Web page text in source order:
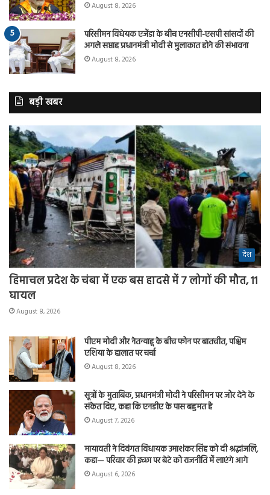
August 8, 2026
परिसीमन विधेयक एजेंडा के बीच एनसीपी-एसपी सांसदों की
अगले सप्ताह प्रधानमंत्री मोदी से मुलाकात होने की संभावना
August 8, 2026
बड़ी खबर
देश
हिमाचल प्रदेश के चंबा में एक बस हादसे में 7 लोगों की मौत, 11
घायल
August 8, 2026
पीएम मोदी और नेतन्याहू के बीच फोन पर बातचीत, पश्चिम
एशिया के हालात पर चर्चा
August 8, 2026
सूत्रों के मुताबिक, प्रधानमंत्री मोदी ने परिसीमन पर जोर देने के
संकेत दिए, कहा कि एनडीए के पास बहुमत है
August 7, 2026
मायावती ने दिवंगत विधायक उमाशंकर सिंह को दी श्रद्धांजलि,
कहा— परिवार की इच्छा पर बेटे को राजनीति में लाएंगे आगे
August 6, 2026